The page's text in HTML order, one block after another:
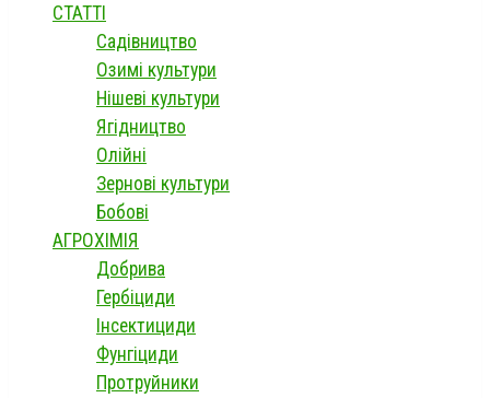
СТАТТІ
Садівництво
Озимі культури
Нішеві культури
Ягідництво
Олійні
Зернові культури
Бобові
АГРОХІМІЯ
Добрива
Гербіциди
Інсектициди
Фунгіциди
Протруйники